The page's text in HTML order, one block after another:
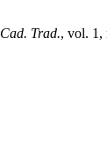
Cad. Trad., vol. 1,